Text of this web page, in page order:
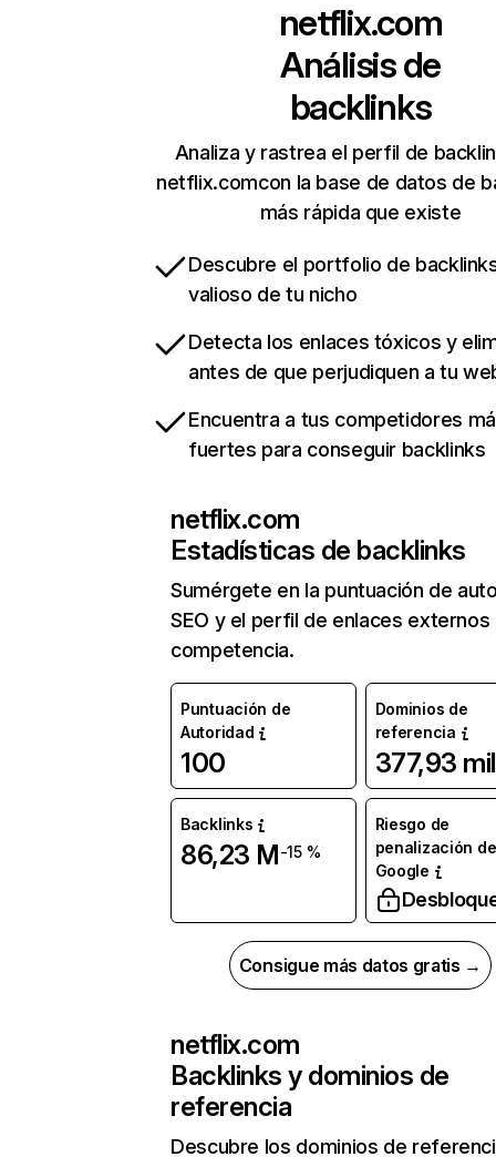
netflix.com
Análisis de
backlinks
Analiza y rastrea el perfil de
netflix.comcon la base de datos de
más rápida que existe
Descubre el portfolio de
valioso de tu nicho
Detecta los enlaces tóxicos y
antes de que perjudiquen a tu
Encuentra a tus competidores
fuertes para conseguir backlinks
netflix.com
Estadísticas de backlinks
Sumérgete en la puntuación de
SEO y el perfil de enlaces externos
competencia.
Puntuación de
Autoridad
100
Dominios de
referencia
377,93 mil
Backlinks
86,23 M-15 %
Riesgo de
penalización de
Google
Consigue más datos gratis →
netflix.com
Backlinks y dominios de
referencia
Descubre los dominios de